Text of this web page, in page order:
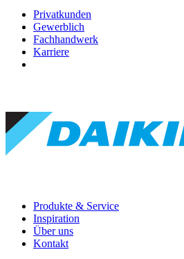
Privatkunden
Gewerblich
Fachhandwerk
Karriere
Produkte & Service
Inspiration
Über uns
Kontakt